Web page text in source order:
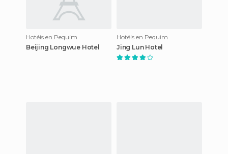
Hotéis en Pequim
Beijing Longwue Hotel
Hotéis en Pequim
Jing Lun Hotel